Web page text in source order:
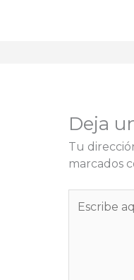
Deja
Tu
marcados
aquí...